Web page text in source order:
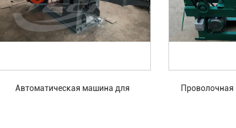
Автоматическая машина для
Проволочная